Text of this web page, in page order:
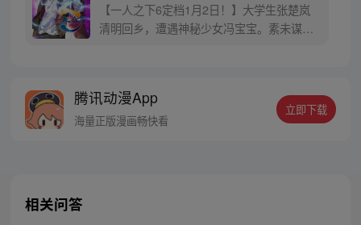
【一人之下6定档1月2日！】大学生张楚岚
清明回乡，遭遇神秘少女冯宝宝。素未谋面
密，张楚岚的生活被彻底颠覆，与冯宝宝一
同踏上“异人”之旅。
腾讯动漫App
海量正版漫画畅快看
立即下载
相关问答